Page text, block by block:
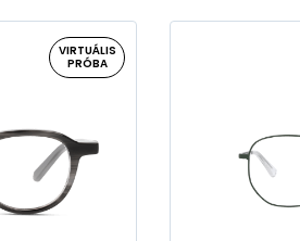
VIRTUÁLIS
PRÓBA